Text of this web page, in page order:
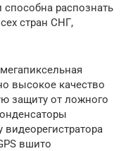
распознать
стран СНГ,
высокое качество
защиту от ложного
вшито